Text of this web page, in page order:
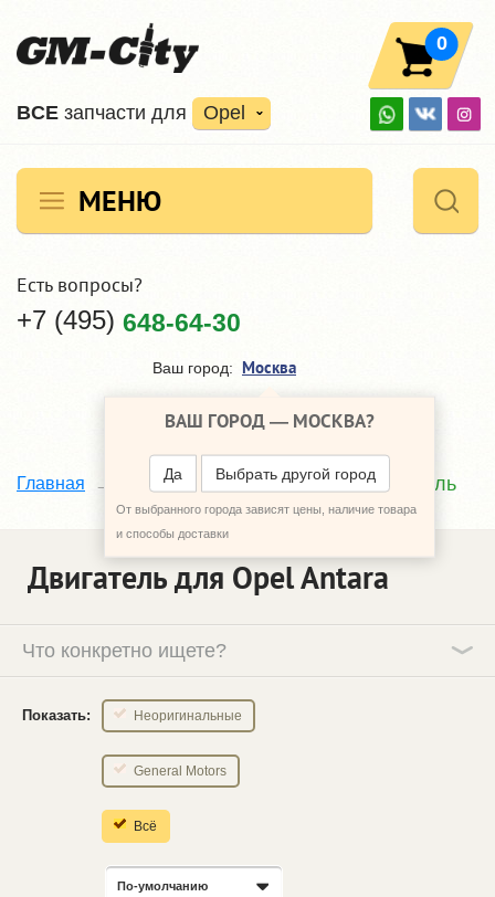
ВCE запчасти для Opel
0
МЕНЮ
Есть вопросы?
+7 (495) 648-64-30
Ваш город: Москва
ВАШ ГОРОД — МОСКВА?
Да Выбрать другой город
От выбранного города зависят цены, наличие товара
и способы доставки
Главная Каталог Opel Antara Двигатель
Двигатель для Opel Antara
Что конкретно ищете?
Показать: Неоригинальные
General Motors
Всё
По-умолчанию